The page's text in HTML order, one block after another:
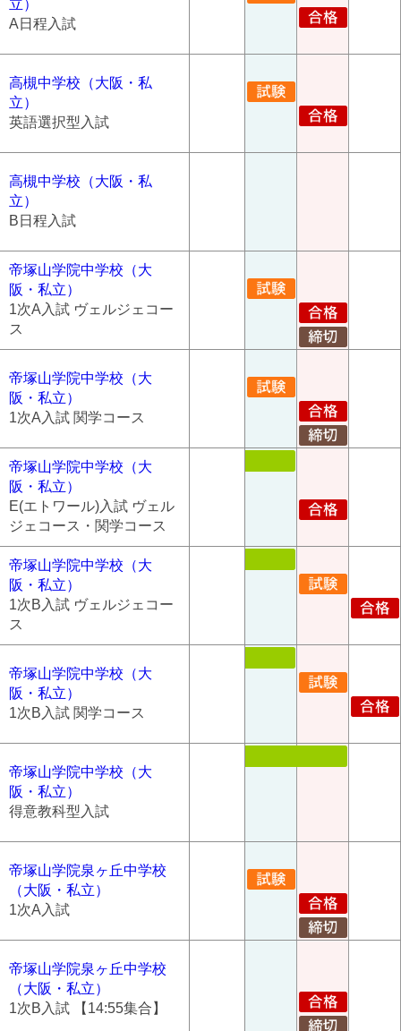
立）
A日程入試
高槻中学校（大阪・私
立）
英語選択型入試
高槻中学校（大阪・私
立）
B日程入試
帝塚山学院中学校（大
阪・私立）
1次A入試 ヴェルジェコー
ス
帝塚山学院中学校（大
阪・私立）
1次A入試 関学コース
帝塚山学院中学校（大
阪・私立）
E(エトワール)入試 ヴェル
ジェコース・関学コース
帝塚山学院中学校（大
阪・私立）
1次B入試 ヴェルジェコー
ス
帝塚山学院中学校（大
阪・私立）
1次B入試 関学コース
帝塚山学院中学校（大
阪・私立）
得意教科型入試
帝塚山学院泉ヶ丘中学校
（大阪・私立）
1次A入試
帝塚山学院泉ヶ丘中学校
（大阪・私立）
1次B入試 【14:55集合】